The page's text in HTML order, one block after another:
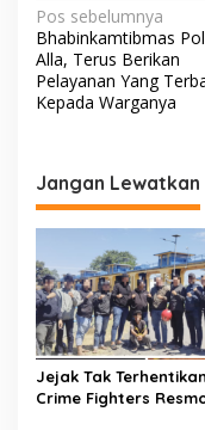
N
a
v
i
a
s
i
p
o
s
Pos sebelumnya
Bhabinkamtibmas
Alla, Terus Berikan
Pelayanan Yang
Kepada Warganya
Jangan Lewatkan
Jejak Tak
Crime Fighters